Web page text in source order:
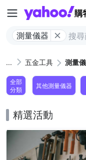
測量儀器
五金工具 測量
全部
分類
其他測量儀器
精選活動